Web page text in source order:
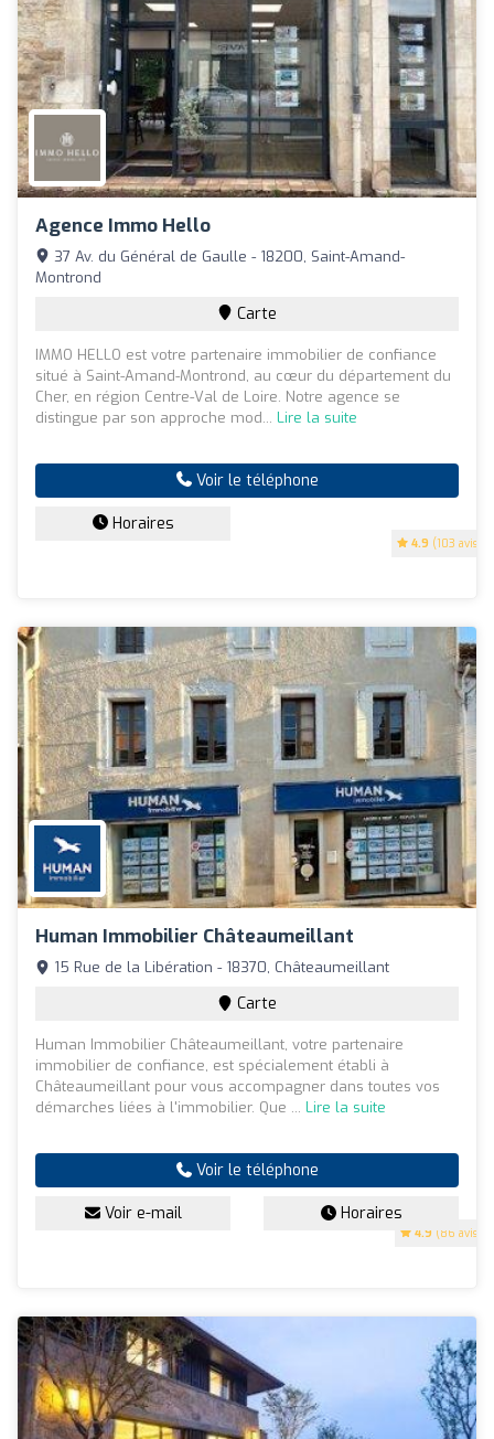
Agence Immo Hello
4.9 (103 avis)
37 Av. du Général de Gaulle - 18200, Saint-Amand-
Montrond
Carte
IMMO HELLO est votre partenaire immobilier de confiance
situé à Saint-Amand-Montrond, au cœur du département du
Cher, en région Centre-Val de Loire. Notre agence se
distingue par son approche mod... Lire la suite
Voir le téléphone
Horaires
Human Immobilier Châteaumeillant
4.9 (86 avis)
15 Rue de la Libération - 18370, Châteaumeillant
Carte
Human Immobilier Châteaumeillant, votre partenaire
immobilier de confiance, est spécialement établi à
Châteaumeillant pour vous accompagner dans toutes vos
démarches liées à l'immobilier. Que ... Lire la suite
Voir le téléphone
Voir e-mail Horaires